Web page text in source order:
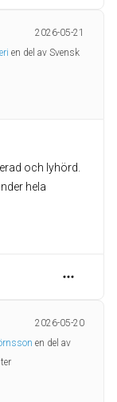
2026-05-21
en del av Svensk
och lyhörd.
hela
2026-05-20
en del av